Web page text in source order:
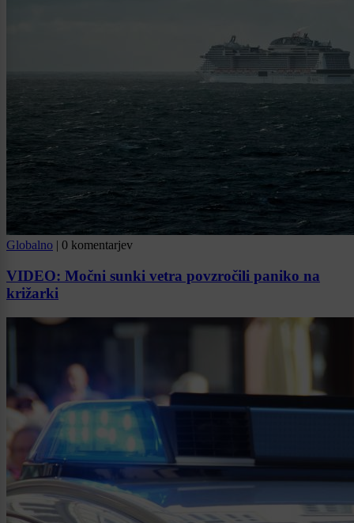
Globalno | 0 komentarjev
VIDEO: Močni sunki vetra povzročili paniko na
križarki